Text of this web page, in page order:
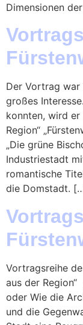
Dimensionen
Der Vortrag
großes
konnten, wird er
Region“
„Die grüne
Industriestadt
romantische
die Domstadt.
Vortragsreihe
aus der
oder Wie die
und die